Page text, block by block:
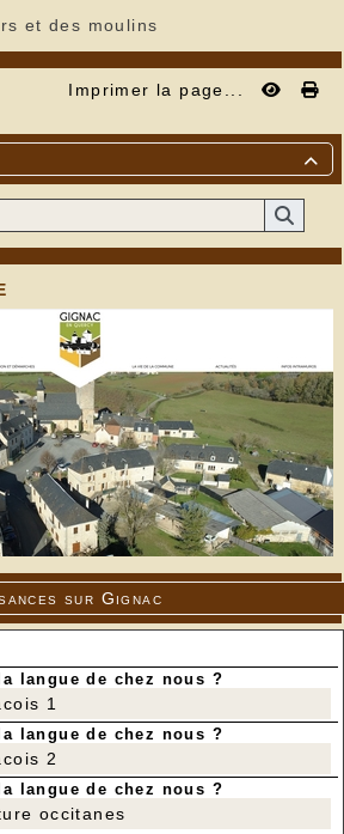
et des moulins
Imprimer la page...

sur Gignac
langue de chez nous ?
1
langue de chez nous ?
2
langue de chez nous ?
occitanes